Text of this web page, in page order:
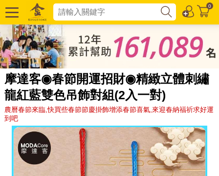
0
摩達客◉春節開運招財◉精緻立體刺繡
龍紅藍雙色吊飾對組(2入一對)
農曆春節來臨,快買些春節節慶掛飾增添春節喜氣,來迎春納福祈求好運
到吧